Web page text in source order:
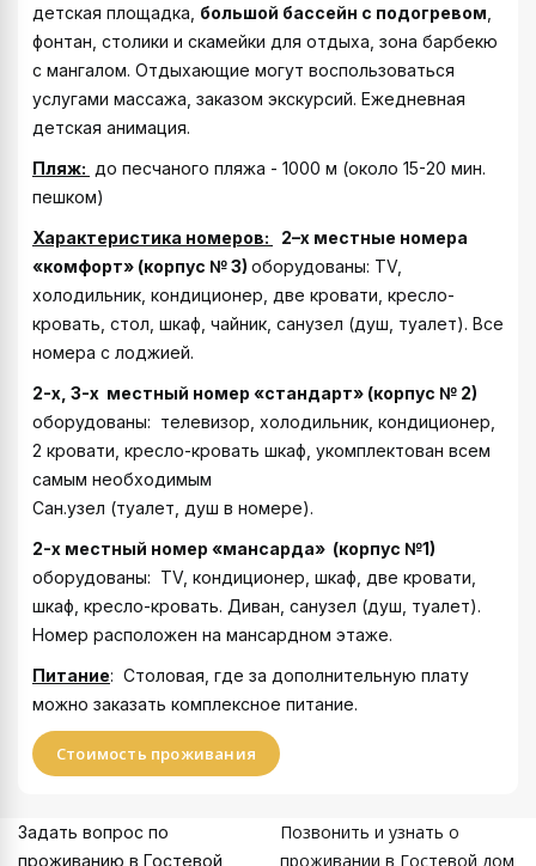
детская площадка, большой бассейн с подогревом
фонтан, столики и скамейки для отдыха, зона барбекю
с мангалом. Отдыхающие могут воспользоваться
услугами массажа, заказом экскурсий. Ежедневная
детская анимация.
Пляж: до песчаного пляжа - 1000 м (около 15-20 мин.
пешком)
Характеристика номеров:
2–х местные номера
«комфорт» (корпус № 3) оборудованы: TV,
холодильник, кондиционер, две кровати, кресло-
кровать, стол, шкаф, чайник, санузел (душ, туалет). Все
номера с лоджией.
2-х, 3-х местный номер «стандарт» (корпус № 2)
оборудованы: телевизор, холодильник, кондиционер,
2 кровати, кресло-кровать шкаф, укомплектован всем
самым необходимым
Сан.узел (туалет, душ в номере).
2-х местный номер «мансарда» (корпус №1)
оборудованы: TV, кондиционер, шкаф, две кровати,
шкаф, кресло-кровать. Диван, санузел (душ, туалет).
Номер расположен на мансардном этаже.
Питание: Столовая, где за дополнительную плату
можно заказать комплексное питание.
Стоимость проживания
Задать вопрос по
проживанию в Гостевой
Позвонить и узнать о
проживании в Гостевой дом